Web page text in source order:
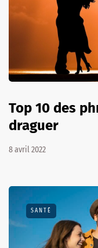
Top 10 des
draguer
8 avril 2022
SANTÉ